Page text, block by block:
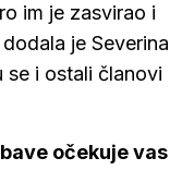
im je zasvirao i
je Severina
se i ostali članovi
očekuje vas